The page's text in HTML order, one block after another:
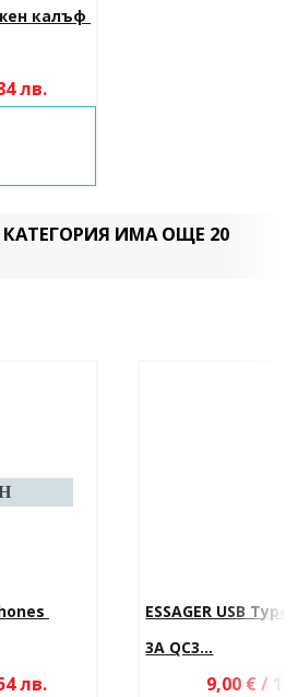
калъф
лв.
ИМА ОЩЕ 20
лв.
ESSAGER USB
3A QC3...
9,00 € /